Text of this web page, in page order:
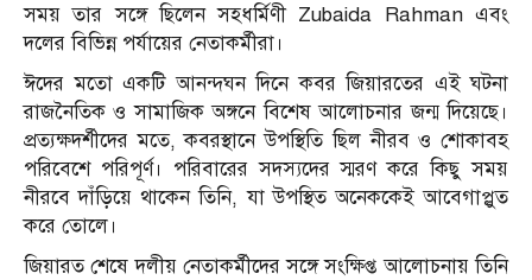
সময় তার সঙ্গে ছিলেন সহধর্মিণী Zubaida Rahmanএবং
দলের বিভিন্ন পর্যায়ের নেতাকর্মীরা।
ঈদের মতো একটি আনন্দঘন দিনে কবর জিয়ারতের এই ঘটনা
রাজনৈতিক ও সামাজিক অঙ্গনে বিশেষ আলোচনার জন্ম দিয়েছে।
প্রত্যক্ষদর্শীদের মতে, কবরস্থানে উপস্থিতি ছিল নীরব ও শোকাবহ
পরিবেশে পরিপূর্ণ। পরিবারের সদস্যদের স্মরণ করে কিছু সময়
নীরবে দাঁড়িয়ে থাকেন তিনি, যা উপস্থিত অনেককেই আবেগাপ্লুত
করে তোলে।
জিয়ারত শেষে দলীয় নেতাকর্মীদের সঙ্গে সংক্ষিপ্ত আলোচনায় তিনি